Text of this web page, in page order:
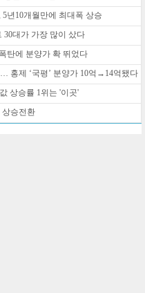
년10개월만에 최대폭 상승
대가 가장 많이 샀다
탄에 분양가 확 뛰었다
홍제 ‘국평’ 분양가 10억→14억됐다
상승률 1위는 '이곳'
승전환